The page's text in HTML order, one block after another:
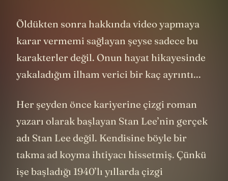
Öldükten sonra hakkında video yapmaya
karar vermemi sağlayan şeyse sadece bu
karakterler değil. Onun hayat hikayesinde
yakaladığım ilham verici bir kaç ayrıntı...
Her şeyden önce kariyerine çizgi roman
yazarı olarak başlayan Stan Lee’nin gerçek
adı Stan Lee değil. Kendisine böyle bir
takma ad koyma ihtiyacı hissetmiş. Çünkü
işe başladığı 1940’lı yıllarda çizgi